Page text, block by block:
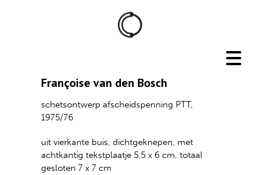
Françoise van den Bosch
schetsontwerp afscheidspenning PTT,
1975/76
uit vierkante buis, dichtgeknepen, met
achtkantig tekstplaatje 5,5 x 6 cm, totaal
gesloten 7 x 7 cm